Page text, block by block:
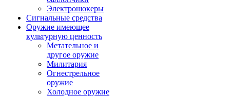
Электрошокеры
Сигнальные средства
Оружие имеющее
культурную ценность
Метательное и
другое оружие
Милитария
Огнестрельное
оружие
Холодное оружие